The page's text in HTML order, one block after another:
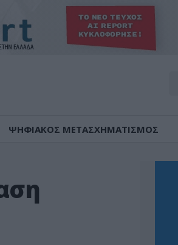
ΨΗΦΙΑΚΟΣ ΜΕΤΑΣΧΗΜΑΤΙΣΜΟΣ